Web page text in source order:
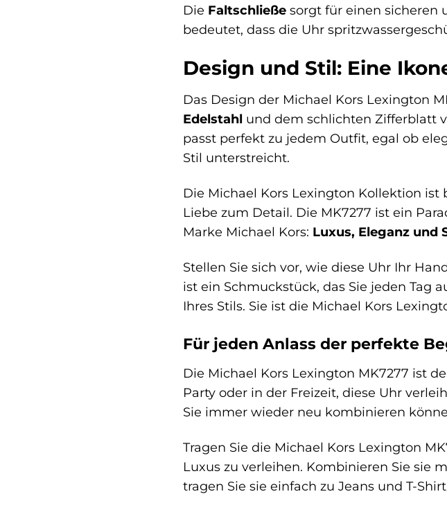
Die Faltschließesorgt für einen sicheren
bedeutet, dass die Uhr
Design und Stil: Eine
Das Design der Michael Kors Lexington
Edelstahl und dem schlichten Zifferblatt
passt perfekt zu jedem Outfit, egal ob
Stil unterstreicht.
Die Michael Kors Lexington Kollektion
Liebe zum Detail. Die MK7277 ist ein
Marke Michael Kors: Luxus, Eleganz und
Stellen Sie sich vor, wie diese Uhr Ihr
ist ein Schmuckstück, das Sie jeden Tag
Ihres Stils. Sie ist die Michael Kors
Für jeden Anlass der perfekte
Die Michael Kors Lexington MK7277 ist
Party oder in der Freizeit, diese Uhr
Sie immer wieder neu kombinieren
Tragen Sie die Michael Kors Lexington
Luxus zu verleihen. Kombinieren Sie sie
tragen Sie sie einfach zu Jeans und T-